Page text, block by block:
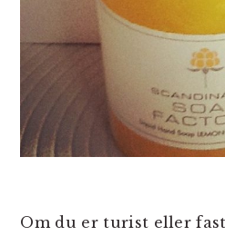
Om du er turist eller